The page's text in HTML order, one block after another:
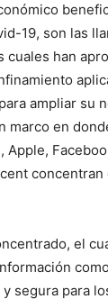
19, son las
cuales han
ampliar su
marco en
Apple,
concentran
el
segura para